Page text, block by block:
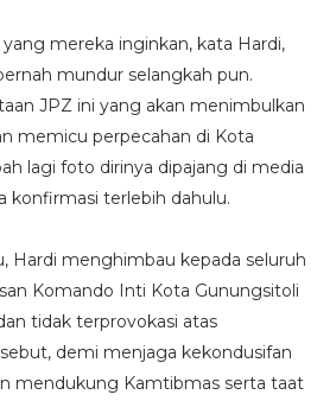
yang mereka inginkan, kata Hardi,
mundur selangkah pun.
JPZ ini yang akan menimbulkan
memicu perpecahan di Kota
lagi foto dirinya dipajang di media
konfirmasi terlebih dahulu.
Hardi menghimbau kepada seluruh
Komando Inti Kota Gunungsitoli
tidak terprovokasi atas
demi menjaga kekondusifan
mendukung Kamtibmas serta taat